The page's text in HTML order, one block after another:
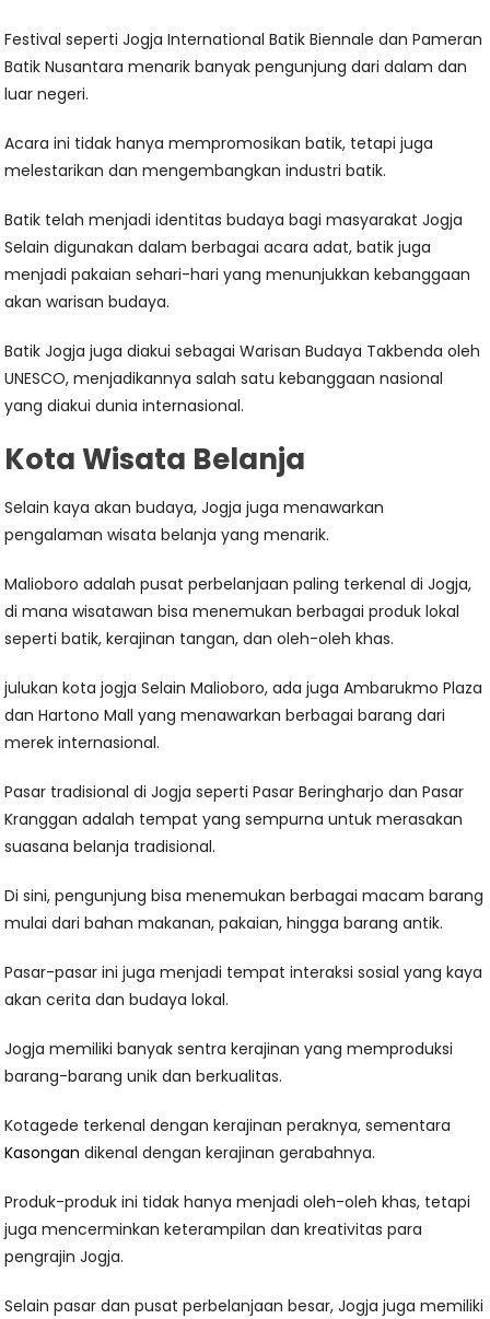
Festival seperti Jogja International Batik Biennale dan Pameran
Batik Nusantara menarik banyak pengunjung dari dalam dan
luar negeri.
Acara ini tidak hanya mempromosikan batik, tetapi juga
melestarikan dan mengembangkan industri batik.
Batik telah menjadi identitas budaya bagi masyarakat Jogja
Selain digunakan dalam berbagai acara adat, batik juga
menjadi pakaian sehari-hari yang menunjukkan kebanggaan
akan warisan budaya.
Batik Jogja juga diakui sebagai Warisan Budaya Takbenda oleh
UNESCO, menjadikannya salah satu kebanggaan nasional
yang diakui dunia internasional.
Kota Wisata Belanja
Selain kaya akan budaya, Jogja juga menawarkan
pengalaman wisata belanja yang menarik.
Malioboro adalah pusat perbelanjaan paling terkenal di Jogja,
di mana wisatawan bisa menemukan berbagai produk lokal
seperti batik, kerajinan tangan, dan oleh-oleh khas.
julukan kota jogja Selain Malioboro, ada juga Ambarukmo Plaza
dan Hartono Mall yang menawarkan berbagai barang dari
merek internasional.
Pasar tradisional di Jogja seperti Pasar Beringharjo dan Pasar
Kranggan adalah tempat yang sempurna untuk merasakan
suasana belanja tradisional.
Di sini, pengunjung bisa menemukan berbagai macam barang
mulai dari bahan makanan, pakaian, hingga barang antik.
Pasar-pasar ini juga menjadi tempat interaksi sosial yang kaya
akan cerita dan budaya lokal.
Jogja memiliki banyak sentra kerajinan yang memproduksi
barang-barang unik dan berkualitas.
Kotagede terkenal dengan kerajinan peraknya, sementara
Kasongan dikenal dengan kerajinan gerabahnya.
Produk-produk ini tidak hanya menjadi oleh-oleh khas, tetapi
juga mencerminkan keterampilan dan kreativitas para
pengrajin Jogja.
Selain pasar dan pusat perbelanjaan besar, Jogja juga memiliki